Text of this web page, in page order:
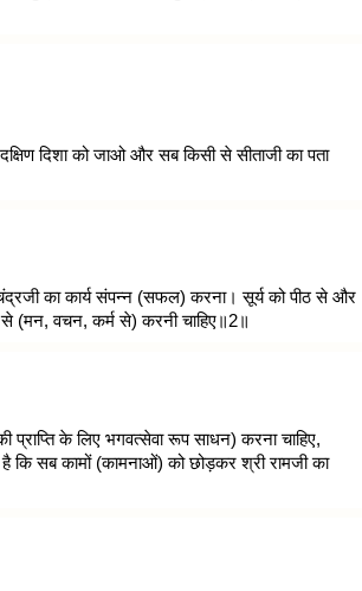
दिशा को जाओ और सब किसी से सीताजी का पता
का कार्य संपन्न (सफल) करना। सूर्य को पीठ से और
से (मन, वचन, कर्म से) करनी चाहिए॥2॥
के लिए भगवत्सेवा रूप साधन) करना चाहिए,
सब कामों (कामनाओं) को छोड़कर श्री रामजी का